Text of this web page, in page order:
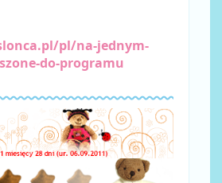
pl/na-jednym-
do-programu